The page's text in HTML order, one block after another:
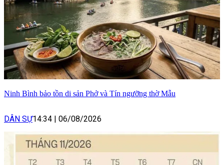
Ninh Bình bảo tồn di sản Phở và Tín ngưỡng thờ Mẫu
DÂN SỰ14:34 | 06/08/2026